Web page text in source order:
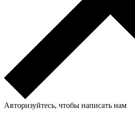
Авторизуйтесь, чтобы написать нам